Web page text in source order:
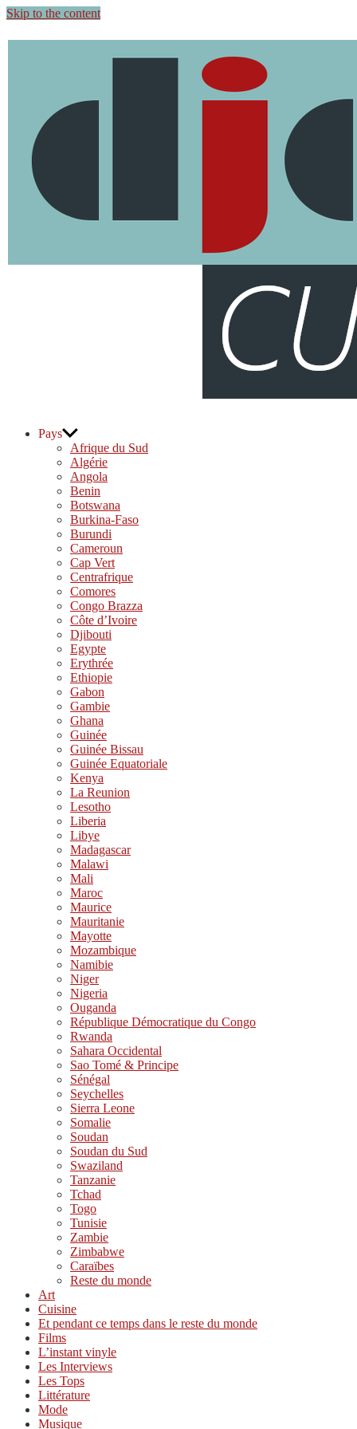
Skip to the content
Pays
Afrique du Sud
Algérie
Angola
Benin
Botswana
Burkina-Faso
Burundi
Cameroun
Cap Vert
Centrafrique
Comores
Congo Brazza
Côte d’Ivoire
Djibouti
Egypte
Erythrée
Ethiopie
Gabon
Gambie
Ghana
Guinée
Guinée Bissau
Guinée Equatoriale
Kenya
La Reunion
Lesotho
Liberia
Libye
Madagascar
Malawi
Mali
Maroc
Maurice
Mauritanie
Mayotte
Mozambique
Namibie
Niger
Nigeria
Ouganda
République Démocratique du Congo
Rwanda
Sahara Occidental
Sao Tomé & Principe
Sénégal
Seychelles
Sierra Leone
Somalie
Soudan
Soudan du Sud
Swaziland
Tanzanie
Tchad
Togo
Tunisie
Zambie
Zimbabwe
Caraïbes
Reste du monde
Art
Cuisine
Et pendant ce temps dans le reste du monde
Films
L’instant vinyle
Les Interviews
Les Tops
Littérature
Mode
Musique